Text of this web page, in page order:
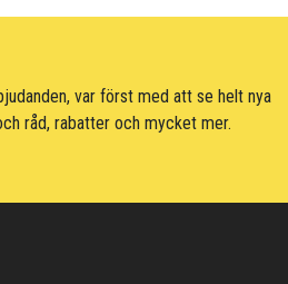
var först med att se helt nya
råd, rabatter och mycket mer.